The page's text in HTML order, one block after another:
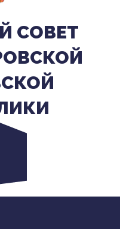
CОВЕТ